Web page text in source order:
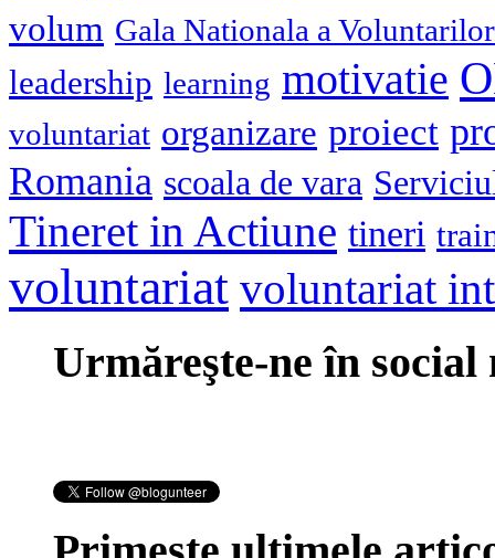
volum Gala Nationala a Voluntarilor
leadership learning motivatie
voluntariat organizare proiect
Romania scoala de vara
Tineret in Actiune tineri
voluntariat voluntariat
Urmăreşte-ne în social